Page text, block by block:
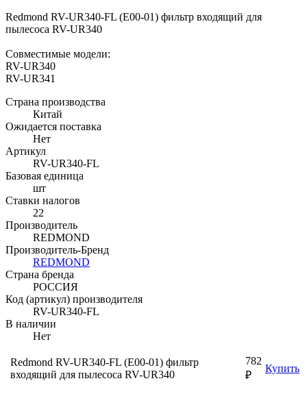
Redmond RV-UR340-FL (E00-01) фильтр входящий для
пылесоса RV-UR340
Совместимые модели:
RV-UR340
RV-UR341
Страна производства
Китай
Ожидается поставка
Нет
Артикул
RV-UR340-FL
Базовая единица
шт
Ставки налогов
22
Производитель
REDMOND
Производитель-Бренд
REDMOND
Страна бренда
РОССИЯ
Код (артикул) производителя
RV-UR340-FL
В наличии
Нет
Redmond RV-UR340-FL (E00-01) фильтр
входящий для пылесоса RV-UR340
782
₽
Купить